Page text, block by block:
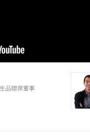
品聯席董事